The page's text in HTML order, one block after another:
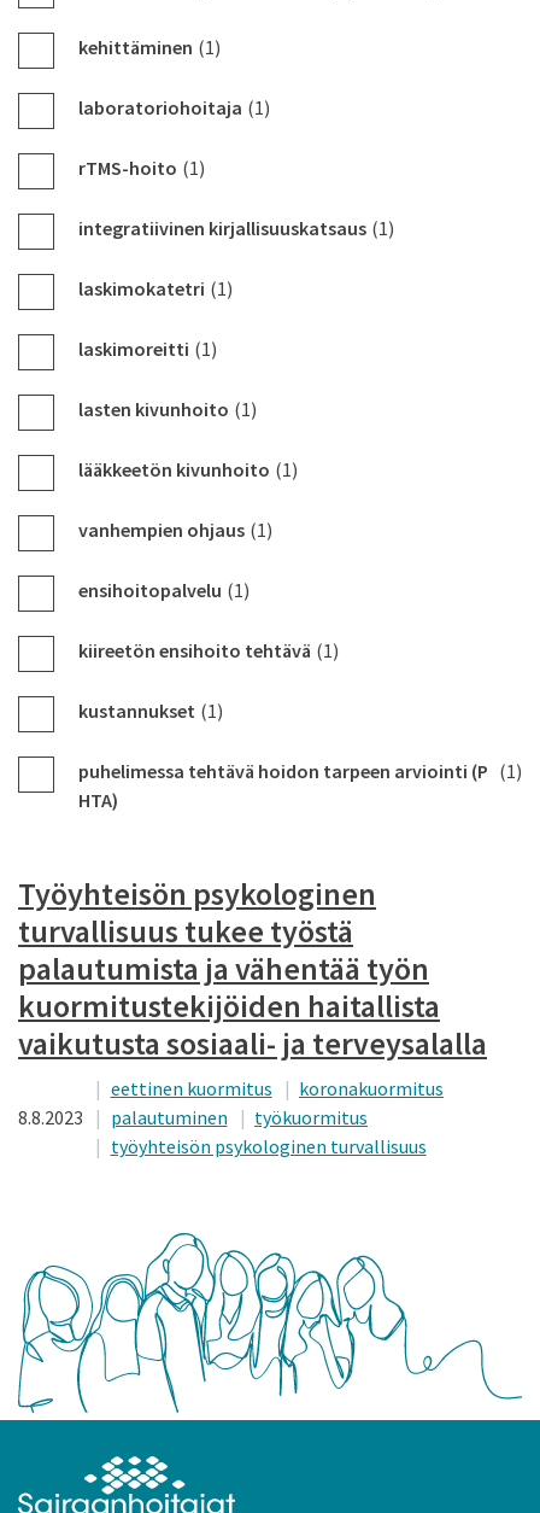
kehittäminen (1)
laboratoriohoitaja (1)
rTMS-hoito (1)
integratiivinen kirjallisuuskatsaus (1)
laskimokatetri (1)
laskimoreitti (1)
lasten kivunhoito (1)
lääkkeetön kivunhoito (1)
vanhempien ohjaus (1)
ensihoitopalvelu (1)
kiireetön ensihoito tehtävä (1)
kustannukset (1)
puhelimessa tehtävä hoidon tarpeen arviointi (P
HTA)
(1)
Työyhteisön psykologinen
turvallisuus tukee työstä
palautumista ja vähentää työn
kuormitustekijöiden haitallista
vaikutusta sosiaali- ja terveysalalla
8.8.2023
eettinen kuormitus
koronakuormitus
palautuminen
työkuormitus
työyhteisön psykologinen turvallisuus